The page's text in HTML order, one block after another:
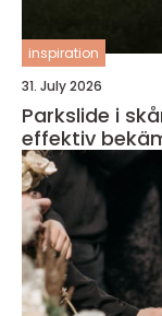
inspiration
31. July 2026
Parkslide i skåne risker,
effektiv